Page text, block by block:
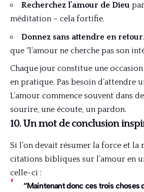
Recherchez l’amour de Dieu
méditation – cela fortifie.
Donnez sans attendre en retour.
que “l’amour ne cherche pas son
Chaque jour constitue une
en pratique. Pas besoin d’attendre
L’amour commence souvent dans
sourire, une écoute, un pardon.
10. Un mot de conclusion
Si l’on devait résumer la force et la
citations bibliques sur l’amour en
celle-ci :
“Maintenant donc ces trois choses